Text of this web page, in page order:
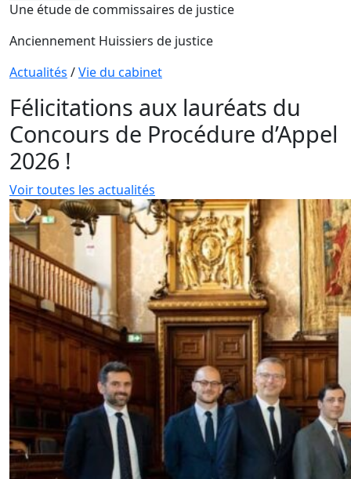
Une étude de commissaires de justice
Anciennement Huissiers de justice
Actualités /Vie du cabinet
Félicitations aux lauréats du
Concours de Procédure d’Appel
2026 !
Voir toutes les actualités